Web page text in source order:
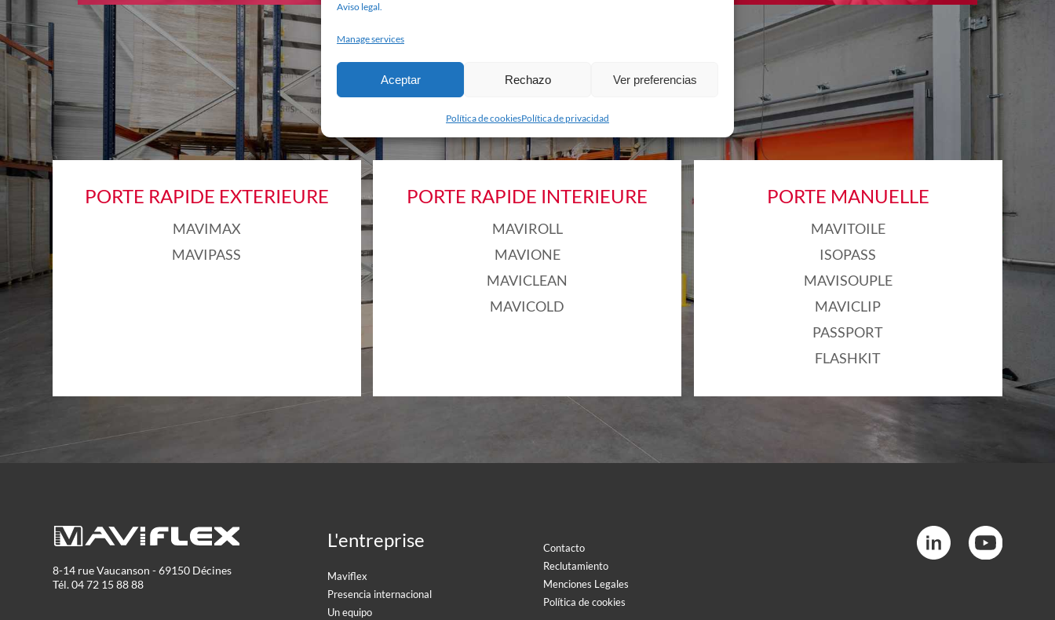
Aviso legal.
Manage services
Aceptar Rechazo Ver preferencias
Política de cookiesPolítica de privacidad
LES PRODUITS MAVIFLEX
PORTE RAPIDE EXTERIEURE
MAVIMAX
MAVIPASS
PORTE RAPIDE INTERIEURE
MAVIROLL
MAVIONE
MAVICLEAN
MAVICOLD
PORTE MANUELLE
MAVITOILE
ISOPASS
MAVISOUPLE
MAVICLIP
PASSPORT
FLASHKIT
8-14 rue Vaucanson - 69150 Décines
Tél. 04 72 15 88 88
L'entreprise
Maviflex
Presencia internacional
Un equipo
Contacto
Reclutamiento
Menciones Legales
Política de cookies